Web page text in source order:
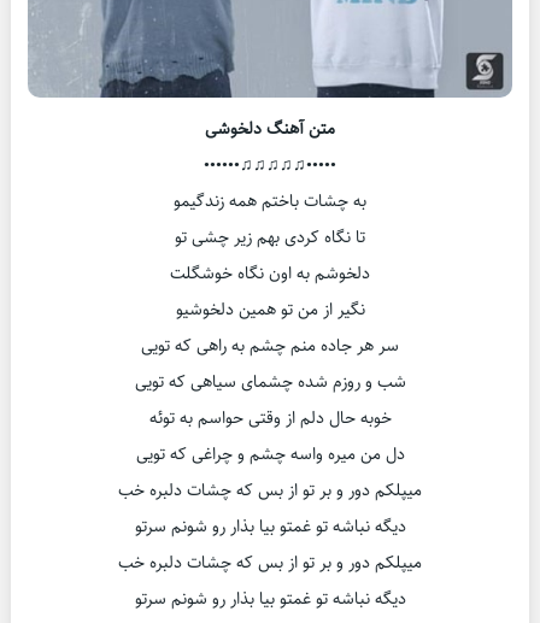
متن آهنگ دلخوشی
•••••♫♫♫♫♫••••••
به چشات باختم همه زندگیمو
تا نگاه کردی بهم زیر چشی تو
دلخوشم به اون نگاه خوشگلت
نگیر از من تو همین دلخوشیو
سر هر جاده منم چشم به راهی که تویی
شب و روزم شده چشمای سیاهی که تویی
خوبه حال دلم از وقتی حواسم به توئه
دل من میره واسه چشم و‌ چراغی که تویی
میپلکم دور و بر تو از بس که چشات دلبره خب
دیگه نباشه تو غمتو بیا بذار رو شونم سرتو
میپلکم دور و بر تو از بس که چشات دلبره خب
دیگه نباشه تو غمتو بیا بذار رو شونم سرتو